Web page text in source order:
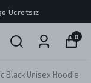
Ücretsiz
0
Black Unisex Hoodie